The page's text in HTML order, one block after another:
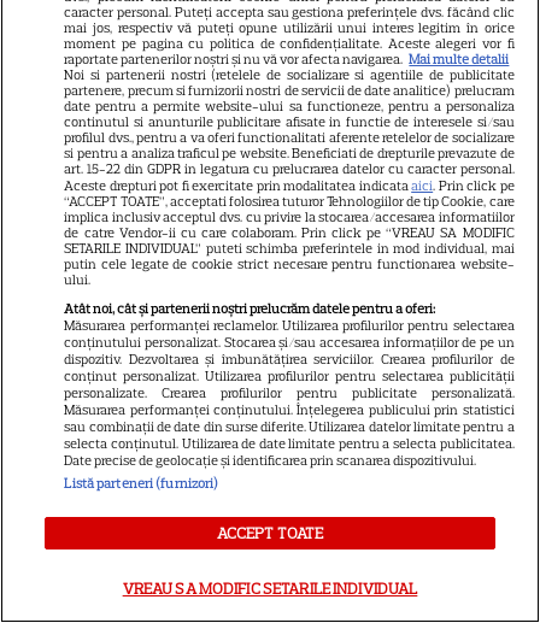
7
Povestea de dragoste începută
într-un spital din Madrid
4
TELEVIZIUNE
Trei cupluri revin la „Insula
Iubirii – Reuniuni”. Ce se
întâmplă când se întâlnesc din
nou cu Radu Vâlcan
Exclusiv
17
VEDETE ROMÂNEŞTI
Laura Cosoi și-a ținut
promisiunea. Povestea
numelui Nina și tradiția pe
care a respectat-o pentru
toate cele cinci fiice. EXCLUSIV
VEDETE ROMÂNEŞTI
Laura Cosoi a devenit mamă
caracter personal. Puteți accepta sau gestiona preferințele dvs. făcând clic
mai jos, respectiv vă puteți opune utilizării unui interes legitim în orice
moment pe pagina cu politica de confidențialitate. Aceste alegeri vor fi
raportate partenerilor noștri și nu vă vor afecta navigarea. Mai multe detalii
Noi si partenerii nostri (retelele de socializare si agentiile de publicitate
partenere, precum si furnizorii nostri de servicii de date analitice) prelucram
date pentru a permite website-ului sa functioneze, pentru a personaliza
continutul si anunturile publicitare afisate in functie de interesele si/sau
profilul dvs., pentru a va oferi functionalitati aferente retelelor de socializare
si pentru a analiza traficul pe website. Beneficiati de drepturile prevazute de
art. 15-22 din GDPR in legatura cu prelucrarea datelor cu caracter personal.
Aceste drepturi pot fi exercitate prin modalitatea indicataaici. Prin click pe
“ACCEPT TOATE”, acceptati folosirea tuturor Tehnologiilor de tip Cookie, care
implica inclusiv acceptul dvs. cu privire la stocarea/accesarea informatiilor
de catre Vendor-ii cu care colaboram. Prin click pe “VREAU SA MODIFIC
SETARILE INDIVIDUAL” puteti schimba preferintele in mod individual, mai
putin cele legate de cookie strict necesare pentru functionarea website-
ului.
Atât noi, cât și partenerii noștri prelucrăm datele pentru a oferi:
Măsurarea performanței reclamelor. Utilizarea profilurilor pentru selectarea
conținutului personalizat. Stocarea și/sau accesarea informațiilor de pe un
dispozitiv. Dezvoltarea și îmbunătățirea serviciilor. Crearea profilurilor de
conținut personalizat. Utilizarea profilurilor pentru selectarea publicității
personalizate. Crearea profilurilor pentru publicitate personalizată.
Măsurarea performanței conținutului. Înțelegerea publicului prin statistici
sau combinații de date din surse diferite. Utilizarea datelor limitate pentru a
selecta conținutul. Utilizarea de date limitate pentru a selecta publicitatea.
Date precise de geolocație și identificarea prin scanarea dispozitivului.
Listă parteneri (furnizori)
ACCEPT TOATE
VREAU SA MODIFIC SETARILE INDIVIDUAL